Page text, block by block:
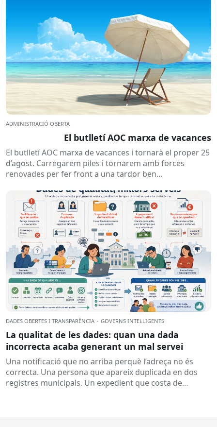
ADMINISTRACIÓ OBERTA
El butlletí AOC marxa de vacances
El butlletí AOC marxa de vacances i tornarà el proper 25
d’agost. Carregarem piles i tornarem amb forces
renovades per fer front a una tardor ben...
DADES OBERTES I TRANSPARÈNCIA · GOVERNS INTEL·LIGENTS
La qualitat de les dades: quan una dada
incorrecta acaba generant un mal servei
Una notificació que no arriba perquè l’adreça no és
correcta. Una persona que apareix duplicada en dos
registres municipals. Un expedient que costa de